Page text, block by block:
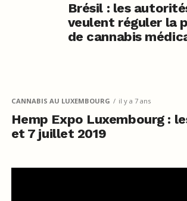
Brésil : les
veulent réguler la
de cannabis
CANNABIS AU LUXEMBOURG il y a 7 ans
Hemp Expo Luxembourg :
et 7 juillet 2019